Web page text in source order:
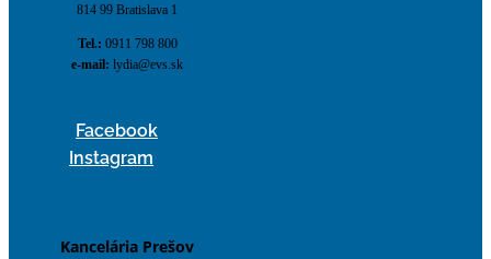
814 99 Bratislava 1
Tel.: 0911 798 800
e-mail: lydia@evs.sk
Facebook
Instagram
Kancelária Prešov